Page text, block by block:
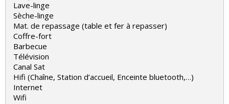
Lave-linge
Sèche-linge
Mat. de repassage (table et fer à repasser)
Coffre-fort
Barbecue
Télévision
Canal Sat
Hifi (Chaîne, Station d’accueil, Enceinte bluetooth,…)
Internet
Wifi